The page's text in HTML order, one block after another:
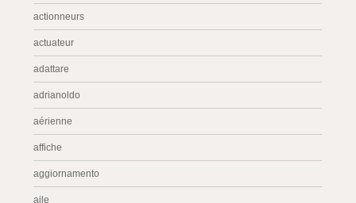
actionneurs
actuateur
adattare
adrianoldo
aérienne
affiche
aggiornamento
aile